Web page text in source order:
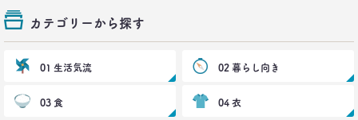
生活総研 上席研究員/コピーライター
前沢 裕文
Z世代とシニア、上司と部下の板挟みで、40代おじ
カテゴリーから探す
01 生活気流 02 暮らし向き
03 食 04 衣